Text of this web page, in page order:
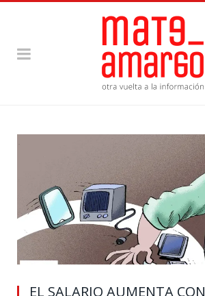
EL SALARIO AUMENTA CON